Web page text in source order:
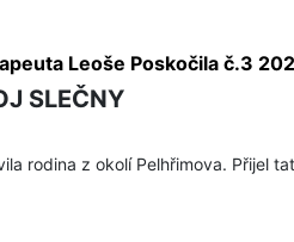
Leoše Poskočila č.3
SLEČNY
rodina z okolí Pelhřimova. Přijel